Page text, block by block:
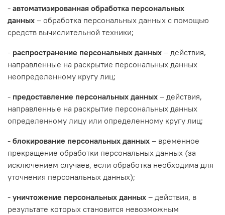
- автоматизированная обработка персональных
данных – обработка персональных данных с помощью
средств вычислительной техники;
- распространение персональных данных – действия,
направленные на раскрытие персональных данных
неопределенному кругу лиц;
- предоставление персональных данных – действия,
направленные на раскрытие персональных данных
определенному лицу или определенному кругу лиц;
- блокирование персональных данных – временное
прекращение обработки персональных данных (за
исключением случаев, если обработка необходима для
уточнения персональных данных);
- уничтожение персональных данных – действия, в
результате которых становится невозможным